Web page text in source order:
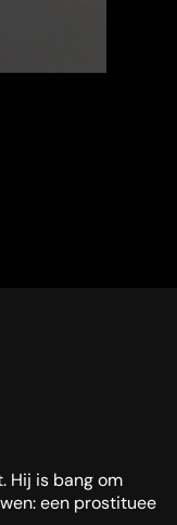
Hij is bang om
een prostituee